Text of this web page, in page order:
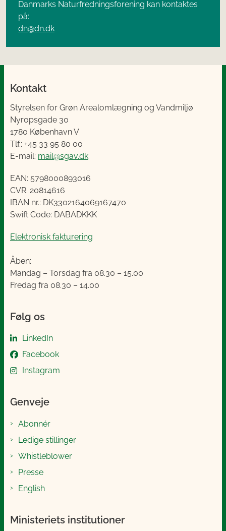
Danmarks Naturfredningsforening kan kontaktes
på:
dn@dn.dk
Kontakt
Styrelsen for Grøn Arealomlægning og Vandmiljø
Nyropsgade 30
1780 København V
Tlf.: +45 33 95 80 00
E-mail: mail@sgav.dk
EAN: 5798000893016
CVR: 20814616
IBAN nr.: DK3302164069167470
Swift Code: DABADKKK
Elektronisk fakturering
Åben:
Mandag – Torsdag fra 08.30 – 15.00
Fredag fra 08.30 – 14.00
Følg os
LinkedIn
Facebook
Instagram
Genveje
Abonnér
Ledige stillinger
Whistleblower
Presse
English
Ministeriets institutioner